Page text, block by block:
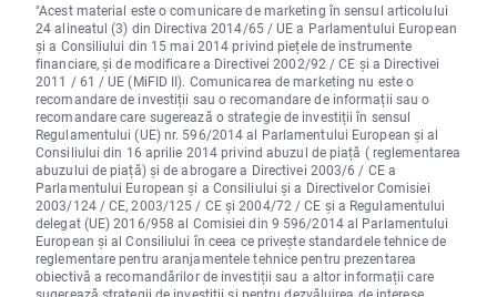
"Acest material este o comunicare de marketing în sensul articolului
24 alineatul (3) din Directiva 2014/65 / UE a Parlamentului European
și a Consiliului din 15 mai 2014 privind piețele de instrumente
financiare, și de modificare a Directivei 2002/92 / CE și a Directivei
2011 / 61 / UE (MiFID II). Comunicarea de marketing nu este o
recomandare de investiții sau o recomandare de informații sau o
recomandare care sugerează o strategie de investiții în sensul
Regulamentului (UE) nr. 596/2014 al Parlamentului European și al
Consiliului din 16 aprilie 2014 privind abuzul de piață ( reglementarea
abuzului de piață) și de abrogare a Directivei 2003/6 / CE a
Parlamentului European și a Consiliului și a Directivelor Comisiei
2003/124 / CE, 2003/125 / CE și 2004/72 / CE și a Regulamentului
delegat (UE) 2016/958 al Comisiei din 9 596/2014 al Parlamentului
European și al Consiliului în ceea ce privește standardele tehnice de
reglementare pentru aranjamentele tehnice pentru prezentarea
obiectivă a recomandărilor de investiții sau a altor informații care